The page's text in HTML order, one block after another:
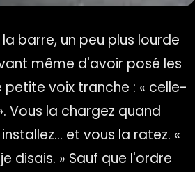
barre, un peu plus lourde
même d'avoir posé les
petite voix tranche : « celle-
Vous la chargez quand
et vous la ratez. «
disais. » Sauf que l'ordre